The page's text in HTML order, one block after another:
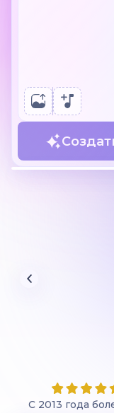
С 2013 года